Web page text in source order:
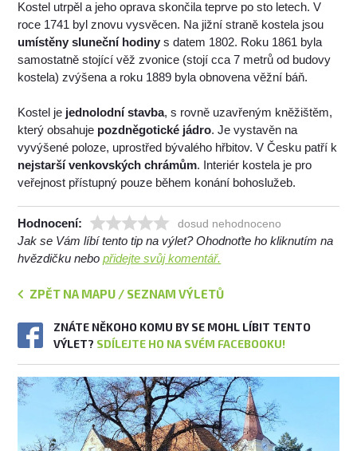
Kostel utrpěl a jeho oprava skončila teprve po sto letech. V
roce 1741 byl znovu vysvěcen. Na jižní straně kostela jsou
umístěny sluneční hodiny s datem 1802. Roku 1861 byla
samostatně stojící věž zvonice (stojí cca 7 metrů od budovy
kostela) zvýšena a roku 1889 byla obnovena věžní báň.
Kostel je jednolodní stavba, s rovně uzavřeným kněžištěm,
který obsahuje pozdněgotické jádro. Je vystavěn na
vyvýšené poloze, uprostřed bývalého hřbitov. V Česku patří k
nejstarší venkovských chrámům. Interiér kostela je pro
veřejnost přístupný pouze během konání bohoslužeb.
Hodnocení: dosud nehodnoceno
Jak se Vám líbí tento tip na výlet? Ohodnoťte ho kliknutím na
hvězdičku nebopřidejte svůj komentář.
ZPĚT NA MAPU / SEZNAM VÝLETŮ
ZNÁTE NĚKOHO KOMU BY SE MOHL LÍBIT TENTO
VÝLET? SDÍLEJTE HO NA SVÉM FACEBOOKU!